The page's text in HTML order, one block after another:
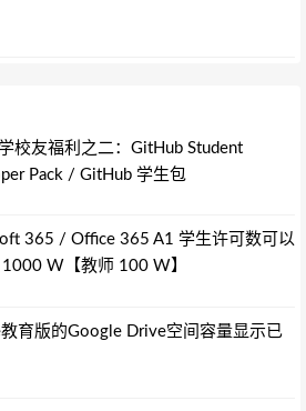
校友福利之二：GitHub Student
Pack / GitHub 学生包
365 / Office 365 A1 学生许可数可以
W【教师 100 W】
育版的Google Drive空间容量显示已